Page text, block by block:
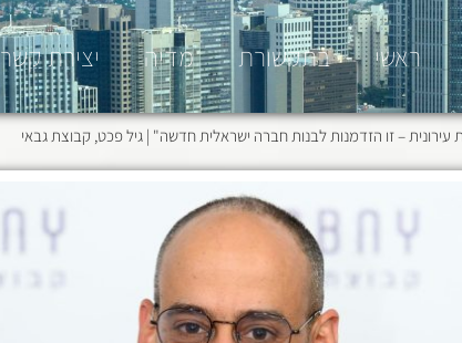
ראשי בתקשורת מדיה יצירת קשר
– זו הזדמנות לבנות חברה ישראלית חדשה" | גיל פכט, קבוצת גבאי